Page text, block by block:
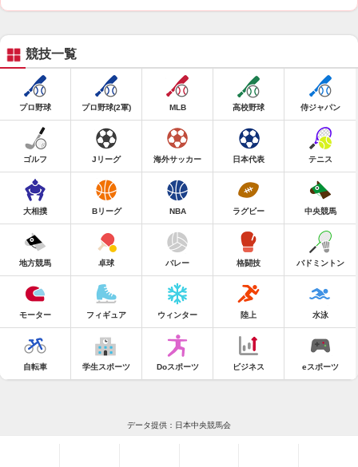
競技一覧
プロ野球 プロ野球(2軍) MLB 高校野球 侍ジャパン
ゴルフ Jリーグ 海外サッカー 日本代表 テニス
大相撲 Bリーグ NBA ラグビー 中央競馬
地方競馬 卓球 バレー 格闘技 バドミントン
モーター フィギュア ウィンター 陸上 水泳
自転車 学生スポーツ Doスポーツ ビジネス eスポーツ
データ提供：日本中央競馬会